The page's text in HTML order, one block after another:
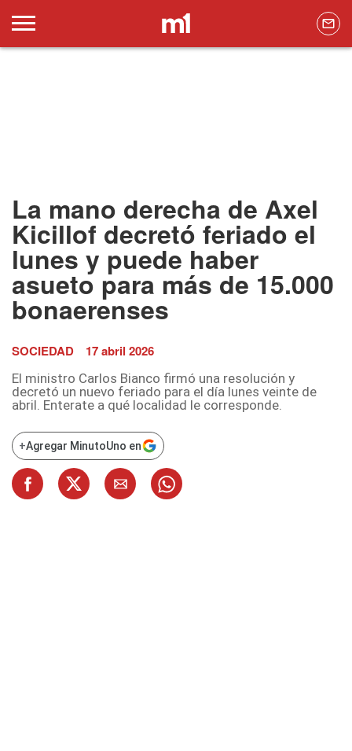
La mano derecha de Axel
Kicillof decretó feriado el
lunes y puede haber
asueto para más de 15.000
bonaerenses
SOCIEDAD 17 abril 2026
El ministro Carlos Bianco firmó una resolución y
decretó un nuevo feriado para el día lunes veinte de
abril. Enterate a qué localidad le corresponde.
+Agregar MinutoUno en